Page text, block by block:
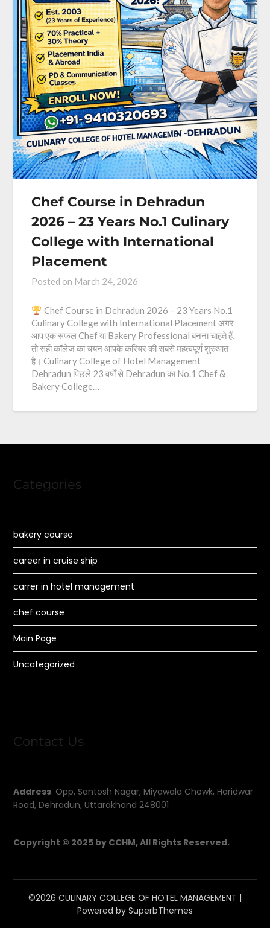
Chef Course in Dehradun
2026 – 23 Years No.1 Culinary
College with International
Placement
Posted on March 24, 2026
Chef Course in Dehradun 2026 – 23 Years No.1
Culinary College with International Placement अगर
आप एक सफल Chef या Bakery Professional बनना चाहते हैं,
तो सही कॉलेज का चयन आपके करियर की सबसे महत्वपूर्ण शुरुआत
है। Culinary College of Hotel Management
Dehradun पिछले 23 वर्षों से Dehradun का No.1 Chef &
Bakery College…
Categories
bakery course
career in cruise ship
carrer in hotel management
chef course
Main Page
Uncategorized
Contact Us
Address: Opp, Santosh Nagar, Miyawala Chowk, Haridwar
Road, Dehradun, Uttarakhand 248001
Copyright © 2025 by CCHM, All Rights Reserved.
©2026 CULINARY COLLEGE OF HOTEL MANAGEMENT |
Powered by SuperbThemes